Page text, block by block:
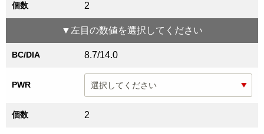
個数 2
▼ 左目 の数値を選択してください
BC/DIA 8.7/14.0
PWR
個数 2